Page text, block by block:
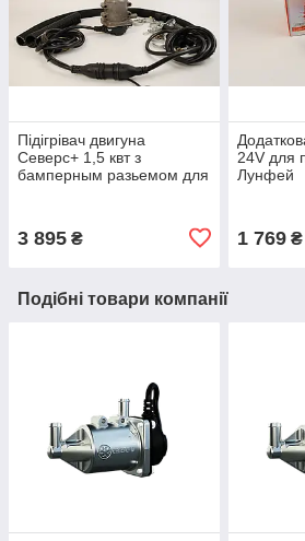
Підігрівач двигуна
Северс+ 1,5 квт з
бамперным разьемом для
3 895 ₴
24V для
Лунфей
1 769₴
Подібні товари компанії